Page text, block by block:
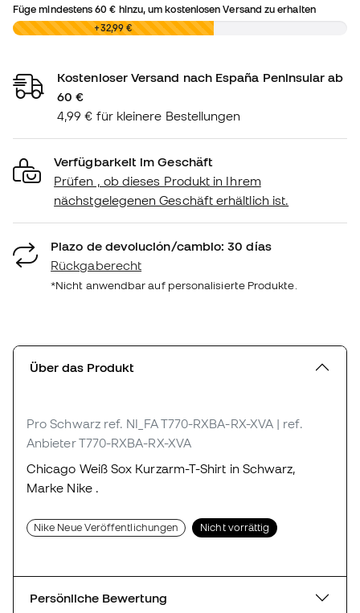
Füge mindestens60 € hinzu, um kostenlosen Versand zu erhalten
0,00 € +32,99 €
Kostenloser Versand nach España Peninsular ab
60 €
4,99 € für kleinere Bestellungen
Verfügbarkeit im Geschäft
Prüfen , ob dieses Produkt in Ihrem
nächstgelegenen Geschäft erhältlich ist.
Plazo de devolución/cambio: 30 días
Rückgaberecht
*Nicht anwendbar auf personalisierte Produkte.
Über das Produkt
Pro Schwarz ref. NI_FA T770-RXBA-RX-XVA | ref.
Anbieter T770-RXBA-RX-XVA
Chicago Weiß Sox Kurzarm-T-Shirt in Schwarz,
Marke Nike .
Nike Neue Veröffentlichungen Nicht vorrättig
Persönliche Bewertung